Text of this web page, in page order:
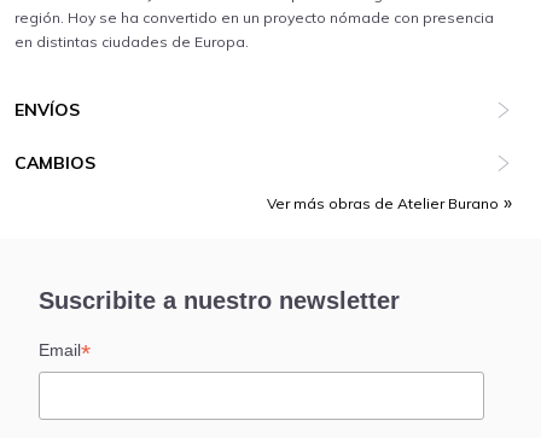
región. Hoy se ha convertido en un proyecto nómade con presencia
en distintas ciudades de Europa.
ENVÍOS
CAMBIOS
Ver más obras de Atelier Burano
Suscribite a nuestro newsletter
Email*